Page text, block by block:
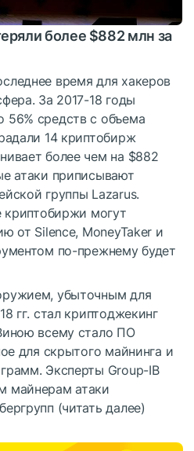
более $882 млн за
время для хакеров
За 2017-18 годы
средств с объема
14 криптобирж
более чем на $882
атаки приписывают
группы Lazarus.
криптобиржи могут
от Silence, MoneyTaker и
по-прежнему будет
убыточным для
гг. стал криптоджекинг
всему стало ПО
для скрытого майнинга и
Эксперты Group-IB
майнерам атаки
(читать далее)